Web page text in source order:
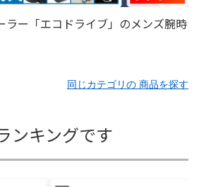
同じカテゴリの 商品を探す
ンキングです